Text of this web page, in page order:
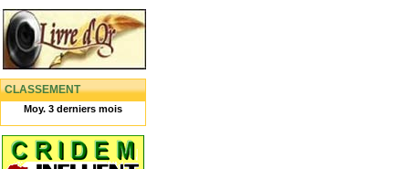
CLASSEMENT
Moy. 3 derniers mois